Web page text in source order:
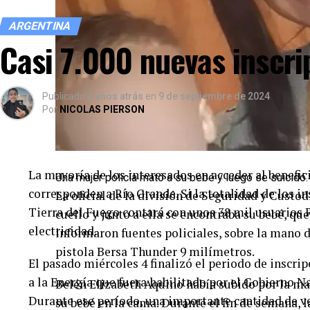
Una mujer policía mató a su bebé y luego se suicidó.
La oficial de la división de Seguridad y
cuello y junto a ella se encontraba su bebé,
informaron fuentes policiales, sobre la mano
pistola Bersa Thunder 9 milímetros.
Belén Elizabeth Aquino había subido por la
su bebé en la cama. Durante el fin de
ARGENTINA
Casi 7.000 nuevas
Publicado 2 años atrás en 9 de septiembre de 2024
Por NICOLAS PIERSON
La mayoría de los interesados en acceder al
corresponden a Río Grande. Si la totalidad de los
Tierra del Fuego contará con unos 38 mil usuarios
electricidad.
El pasado miércoles 4 finalizó el periodo de
a la Energía que fuera habilitado por el Gobierno
Durante ese período, una importante cantidad de